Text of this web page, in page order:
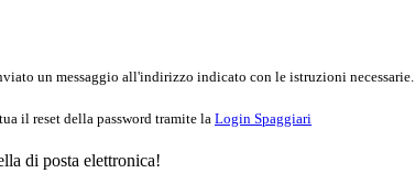
un messaggio all'indirizzo indicato con le istruzioni necessarie.
il reset della password tramite la Login Spaggiari
di posta elettronica!